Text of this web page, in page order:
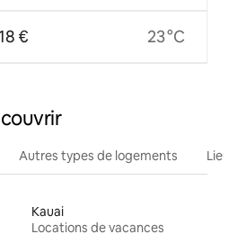
€ 23 °C
Autres types de logements
Kauai
Locations de vacances